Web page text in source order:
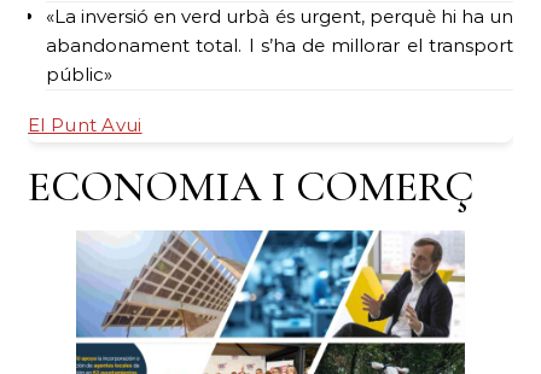
«La inversió en verd urbà és urgent, perquè hi ha un
abandonament total. I s’ha de millorar el transport
públic»
El Punt Avui
ECONOMIA I COMERÇ